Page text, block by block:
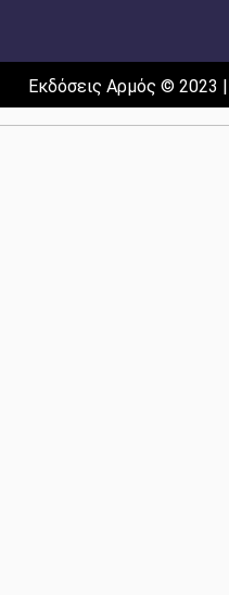
Εκδόσεις Αρμός © 2023 |